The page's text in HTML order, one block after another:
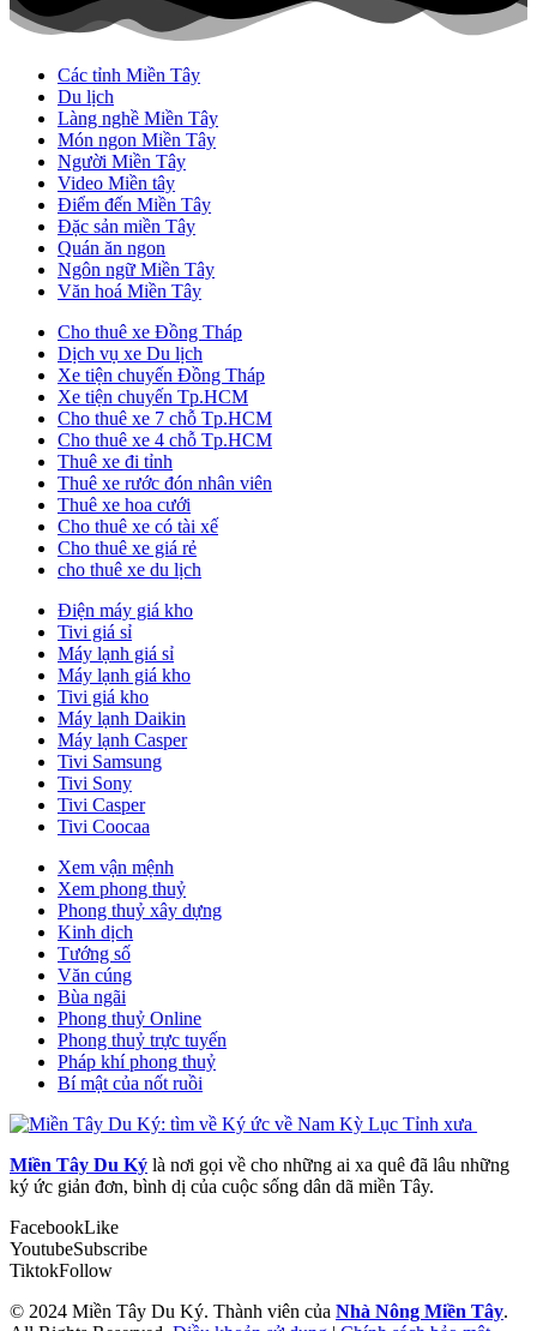
Các tỉnh Miền Tây
Du lịch
Làng nghề Miền Tây
Món ngon Miền Tây
Người Miền Tây
Video Miền tây
Điểm đến Miền Tây
Đặc sản miền Tây
Quán ăn ngon
Ngôn ngữ Miền Tây
Văn hoá Miền Tây
Cho thuê xe Đồng Tháp
Dịch vụ xe Du lịch
Xe tiện chuyến Đồng Tháp
Xe tiện chuyến Tp.HCM
Cho thuê xe 7 chỗ Tp.HCM
Cho thuê xe 4 chỗ Tp.HCM
Thuê xe đi tỉnh
Thuê xe rước đón nhân viên
Thuê xe hoa cưới
Cho thuê xe có tài xế
Cho thuê xe giá rẻ
cho thuê xe du lịch
Điện máy giá kho
Tivi giá sỉ
Máy lạnh giá sỉ
Máy lạnh giá kho
Tivi giá kho
Máy lạnh Daikin
Máy lạnh Casper
Tivi Samsung
Tivi Sony
Tivi Casper
Tivi Coocaa
Xem vận mệnh
Xem phong thuỷ
Phong thuỷ xây dựng
Kinh dịch
Tướng số
Văn cúng
Bùa ngãi
Phong thuỷ Online
Phong thuỷ trực tuyến
Pháp khí phong thuỷ
Bí mật của nốt ruồi
Miền Tây Du Ký là nơi gọi về cho những ai xa quê đã lâu những
ký ức giản đơn, bình dị của cuộc sống dân dã miền Tây.
FacebookLike
YoutubeSubscribe
TiktokFollow
© 2024 Miền Tây Du Ký. Thành viên của Nhà Nông Miền Tây.